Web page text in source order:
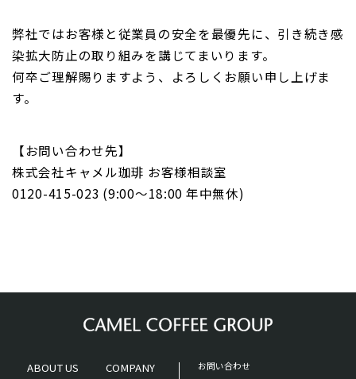
弊社ではお客様と従業員の安全を最優先に、引き続き感
染拡大防止の取り組みを講じてまいり ます。
何卒ご理解賜りますよう、よろしくお願い申し上げま
す。
【お問い合わせ先】
株式会社キャメル珈琲 お客様相談室
0120-415-023 (9:00～18:00 年中無休)
ABOUT US COMPANY お問い合わせ